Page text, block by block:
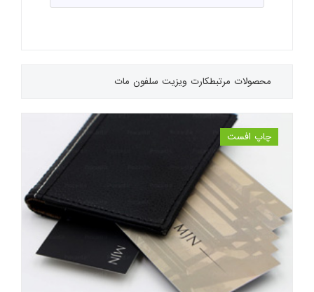
محصولات مرتبطکارت ویزیت سلفون مات
چاپ افست